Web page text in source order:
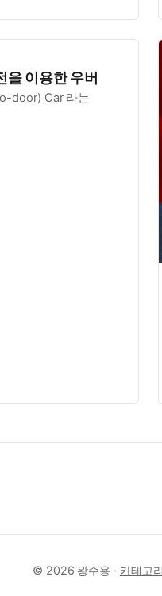
을 이용한 우버
door) Car 라는
© 2026 왕수용 · 카테고리